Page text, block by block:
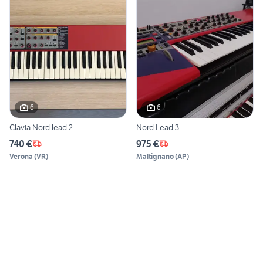
6
Clavia Nord lead 2
740 €
Verona (VR)
6
Nord Lead 3
975 €
Maltignano(AP)